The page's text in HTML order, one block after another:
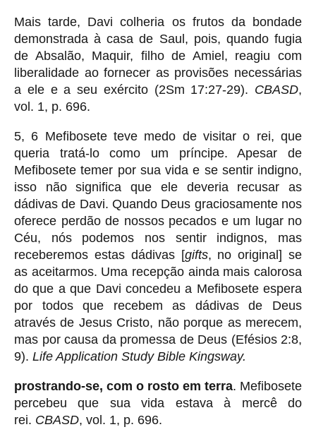
Mais tarde, Davi colheria os frutos da bondade
demonstrada à casa de Saul, pois, quando fugia
de Absalão, Maquir, filho de Amiel, reagiu com
liberalidade ao fornecer as provisões necessárias
a ele e a seu exército (2Sm 17:27-29). CBASD,
vol. 1, p. 696.
5, 6 Mefibosete teve medo de visitar o rei, que
queria tratá-lo como um príncipe. Apesar de
Mefibosete temer por sua vida e se sentir indigno,
isso não significa que ele deveria recusar as
dádivas de Davi. Quando Deus graciosamente nos
oferece perdão de nossos pecados e um lugar no
Céu, nós podemos nos sentir indignos, mas
receberemos estas dádivas [gifts, no original] se
as aceitarmos. Uma recepção ainda mais calorosa
do que a que Davi concedeu a Mefibosete espera
por todos que recebem as dádivas de Deus
através de Jesus Cristo, não porque as merecem,
mas por causa da promessa de Deus (Efésios 2:8,
9). Life Application Study Bible Kingsway.
prostrando-se, com o rosto em terra. Mefibosete
percebeu que sua vida estava à mercê do
rei. CBASD, vol. 1, p. 696.